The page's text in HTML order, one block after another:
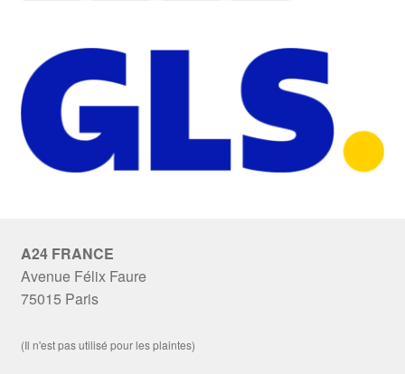
A24 FRANCE
Avenue Félix Faure
75015 Paris
(Il n'est pas utilisé pour les plaintes)